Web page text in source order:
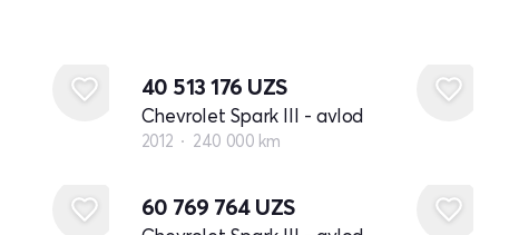
40 513 176 UZS
Chevrolet Spark III - avlod
2012 240 000 km
60 769 764 UZS